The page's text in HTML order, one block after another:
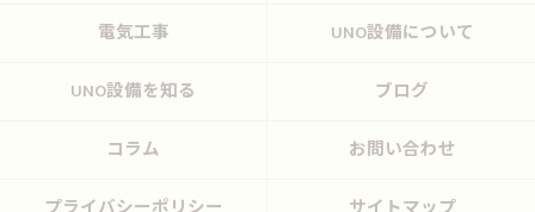
電気工事 UNO設備について
UNO設備を知る ブログ
コラム お問い合わせ